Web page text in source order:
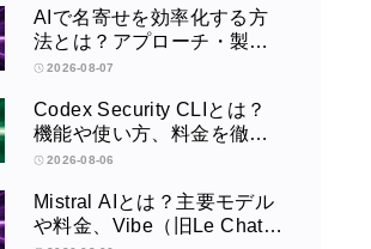
AIで名寄せを効率化する方
法とは？アプローチ・製造
業ユースケース・ツール比
2026-08-07
Codex Security CLIとは？
機能や使い方、料金を徹底
解説
2026-08-06
Mistral AIとは？主要モデル
や料金、Vibe（旧Le Chat）